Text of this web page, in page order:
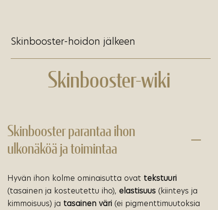
Skinbooster-hoidon jälkeen
Skinbooster-wiki
Skinbooster parantaa ihon
ulkonäköä ja toimintaa
Hyvän ihon kolme ominaisutta ovat tekstuuri
(tasainen ja kosteutettu iho), elastisuus (kiinteys ja
kimmoisuus) ja tasainen väri (ei pigmenttimuutoksia